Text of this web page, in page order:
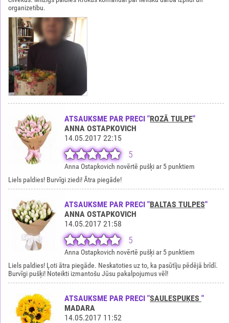
organizetibu.
ATSAUKSME PAR PRECI "ROZĀ TULPE"
ANNA OSTAPKOVICH
14.05.2017 22:15
5
Anna Ostapkovich novērtē pušķi ar 5 punktiem
Liels paldies! Burvīgi ziedi! Ātra piegāde!
ATSAUKSME PAR PRECI "BALTAS TULPES"
ANNA OSTAPKOVICH
14.05.2017 21:58
5
Anna Ostapkovich novērtē pušķi ar 5 punktiem
Liels paldies! Ļoti ātra piegāde. Neskatoties uz to, ka pasūtīju pēdējā brīdī.
Burvīgi pušķi! Noteikti izmantošu Jūsu pakalpojumus vēl!
ATSAUKSME PAR PRECI "SAULESPUĶES "
MADARA
14.05.2017 11:52